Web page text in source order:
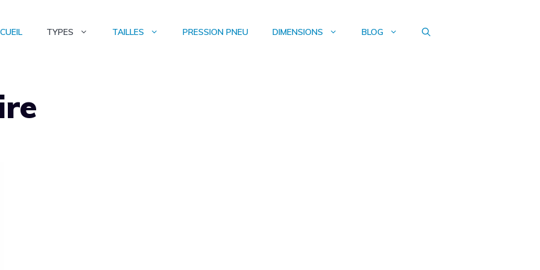
TYPES TAILLES PRESSION PNEU DIMENSIONS BLOG